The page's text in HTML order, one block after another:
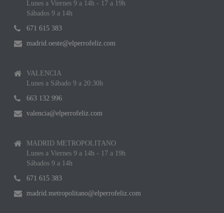
Lunes a Viernes 9 a 14h - 17 a 19h
Sábados 9 a 14h
671 615 383
madrid.oeste@elperrofeliz.com
VALENCIA
Lunes a Sábado 9 a 20:30h
663 132 996
valencia@elperrofeliz.com
MADRID METROPOLITANO
Lunes a Viernes 9 a 14h - 17 a 19h
Sábados 9 a 14h
671 615 383
madrid.metropolitano@elperrofeliz.com